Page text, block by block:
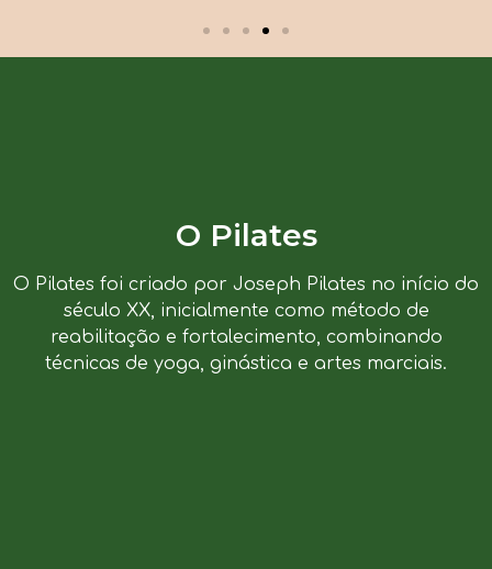
O Pilates
O Pilates foi criado por Joseph Pilates no início do
século XX, inicialmente como método de
reabilitação e fortalecimento, combinando
técnicas de yoga, ginástica e artes marciais.